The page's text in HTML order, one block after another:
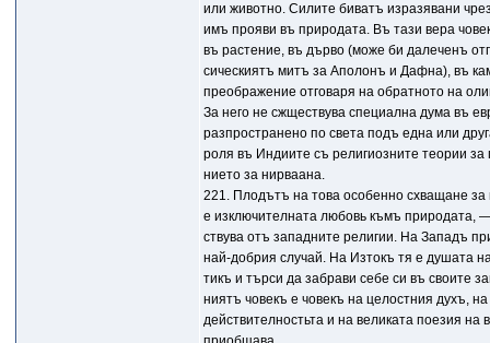
или животно. Силите биватъ изразявани
имъ прояви въ природата. Въ тази вера
въ растение, въ дърво (може би далеченъ
сическиятъ митъ за Аполонъ и Дафна), въ
преображение отговаря на обратното на
За него не сжществува специална дума въ
разпространено по света подъ една или
роля въ Индиите съ религиозните теории
нието за нирваана.
221. Плодътъ на това особенно схващане
е изключителната любовь къмъ природата,
ствува отъ западните религии. На Западъ
най-добрия случай. На Изтокъ тя е душата
тикъ и търси да забрави себе си въ своите
ниятъ човекъ е човекъ на целостния духъ,
действителностьта и на великата поезия